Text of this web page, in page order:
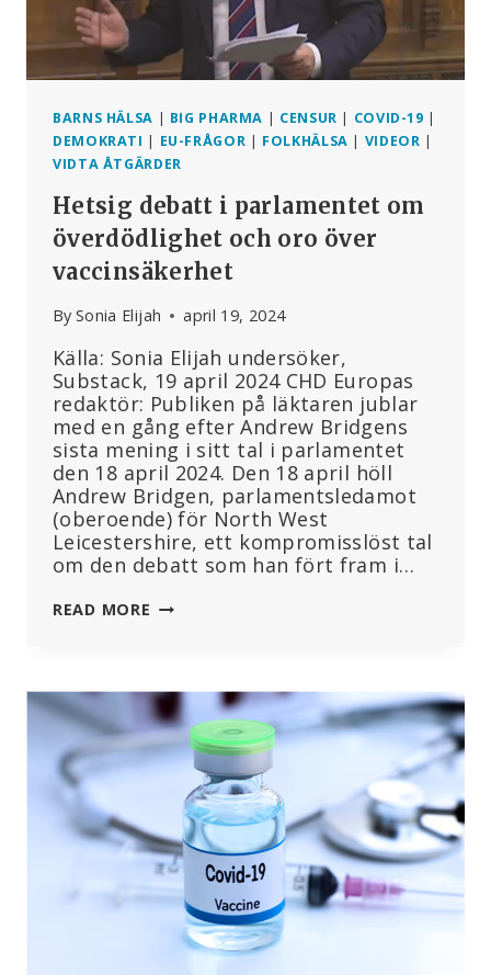
BARNS HÄLSA | BIG PHARMA | CENSUR | COVID-19 |
DEMOKRATI | EU-FRÅGOR | FOLKHÄLSA | VIDEOR |
VIDTA ÅTGÄRDER
Hetsig debatt i parlamentet om
överdödlighet och oro över
vaccinsäkerhet
By Sonia Elijah april 19, 2024
Källa: Sonia Elijah undersöker,
Substack, 19 april 2024 CHD Europas
redaktör: Publiken på läktaren jublar
med en gång efter Andrew Bridgens
sista mening i sitt tal i parlamentet
den 18 april 2024. Den 18 april höll
Andrew Bridgen, parlamentsledamot
(oberoende) för North West
Leicestershire, ett kompromisslöst tal
om den debatt som han fört fram i…
READ MORE HETSIG
OM
ÖVERDÖDLIGHET
OCH
ORO
ÖVER
VACCINSÄKERHET